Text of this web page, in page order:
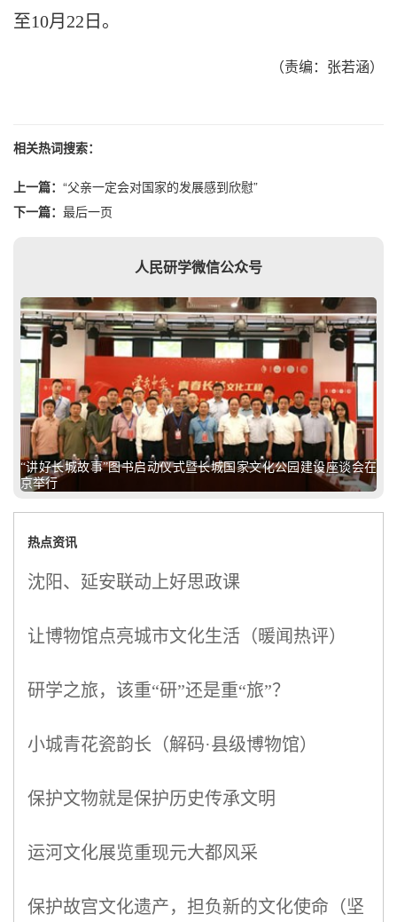
至10月22日。
（责编：张若涵）
相关热词搜索：
上一篇： “父亲一定会对国家的发展感到欣慰”
下一篇： 最后一页
人民研学微信公众号
“讲好长城故事”图书启动仪式暨长城国家文化公园建设座谈会在
京举行
热点资讯
沈阳、延安联动上好思政课
让博物馆点亮城市文化生活（暖闻热评）
研学之旅，该重“研”还是重“旅”？
小城青花瓷韵长（解码·县级博物馆）
保护文物就是保护历史传承文明
运河文化展览重现元大都风采
保护故宫文化遗产，担负新的文化使命（坚